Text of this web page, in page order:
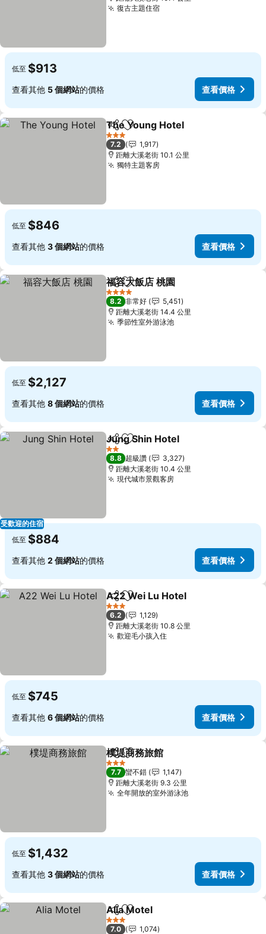
復古主題住宿查看價格
低至 $913
查看其他 5 個網站的價格 查看價格
分享 加入我的最愛
The Young Hotel
3 星級
7.2
1,917
距離大溪老街 10.1 公里
獨特主題客房查看價格
低至 $846
查看其他 3 個網站的價格 查看價格
分享 加入我的最愛
福容大飯店 桃園
4 星級
8.2 非常好
5,451
距離大溪老街 14.4 公里
季節性室外游泳池查看價格
低至 $2,127
查看其他 8 個網站的價格 查看價格
受歡迎的住宿
分享 加入我的最愛
Jung Shin Hotel
2 星級
8.8 超級讚
3,327
距離大溪老街 10.4 公里
現代城市景觀客房查看價格
低至 $884
查看其他 2 個網站的價格 查看價格
分享 加入我的最愛
A22 Wei Lu Hotel
3 星級
6.2
1,129
距離大溪老街 10.8 公里
歡迎毛小孩入住查看價格
低至 $745
查看其他 6 個網站的價格 查看價格
分享 加入我的最愛
樸堤商務旅館
3 星級
7.7 蠻不錯
1,147
距離大溪老街 9.3 公里
全年開放的室外游泳池查看價格
低至 $1,432
查看其他 3 個網站的價格 查看價格
分享 加入我的最愛
Alia Motel
3 星級
7.0
1,074